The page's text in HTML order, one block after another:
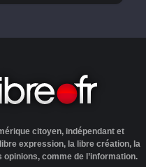
citoyen, indépendant et
expression, la libre création, la
comme de l’information.